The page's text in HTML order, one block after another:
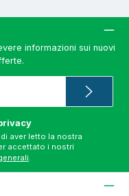
informazioni sui nuovi
.